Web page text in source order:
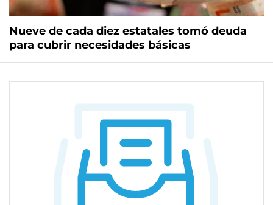
Nueve de cada diez estatales tomó deuda
para cubrir necesidades básicas